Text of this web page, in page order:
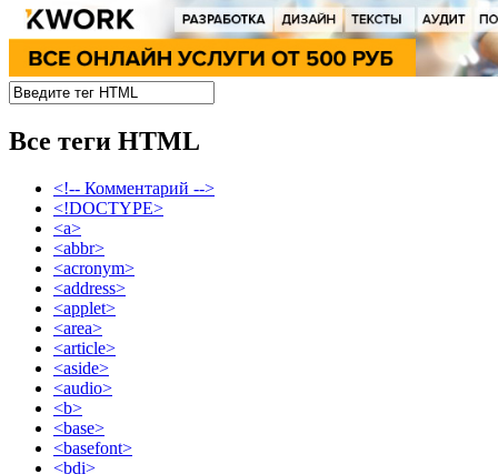
Все теги HTML
<!-- Комментарий -->
<!DOCTYPE>
<a>
<abbr>
<acronym>
<address>
<applet>
<area>
<article>
<aside>
<audio>
<b>
<base>
<basefont>
<bdi>